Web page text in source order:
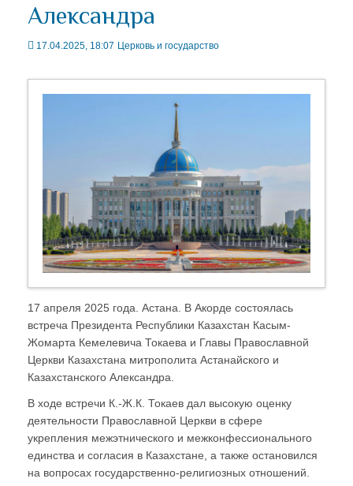
Александра
17.04.2025, 18:07 Церковь и государство
17 апреля 2025 года. Астана. В Акорде состоялась
встреча Президента Республики Казахстан Касым-
Жомарта Кемелевича Токаева и Главы Православной
Церкви Казахстана митрополита Астанайского и
Казахстанского Александра.
В ходе встречи К.-Ж.К. Токаев дал высокую оценку
деятельности Православной Церкви в сфере
укрепления межэтнического и межконфессионального
единства и согласия в Казахстане, а также остановился
на вопросах государственно-религиозных отношений.